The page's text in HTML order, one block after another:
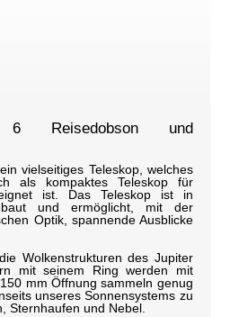
Reisedobson und
vielseitiges Teleskop, welches
als kompaktes Teleskop für
ist. Das Teleskop ist in
und ermöglicht, mit der
Optik, spannende Ausblicke
Wolkenstrukturen des Jupiter
mit seinem Ring werden mit
mm Öffnung sammeln genug
unseres Sonnensystems zu
Sternhaufen und Nebel.